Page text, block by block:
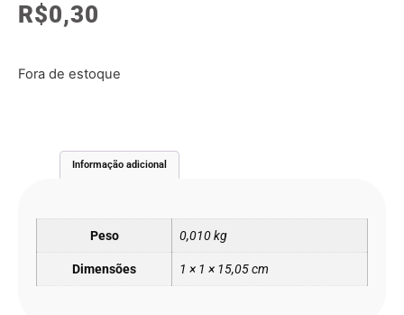
R$0,30
Fora de estoque
Informação adicional
Peso 0,010 kg
Dimensões 1 × 1 × 15,05 cm